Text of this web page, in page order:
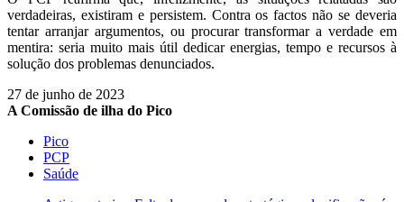
verdadeiras, existiram e persistem. Contra os factos não se deveria
tentar arranjar argumentos, ou procurar transformar a verdade em
mentira: seria muito mais útil dedicar energias, tempo e recursos à
solução dos problemas denunciados.
27 de junho de 2023
A Comissão de ilha do Pico
Pico
PCP
Saúde